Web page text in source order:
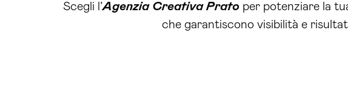
Scegli l’Agenzia Creativa Pratoper potenziare la
che garantiscono visibilità e